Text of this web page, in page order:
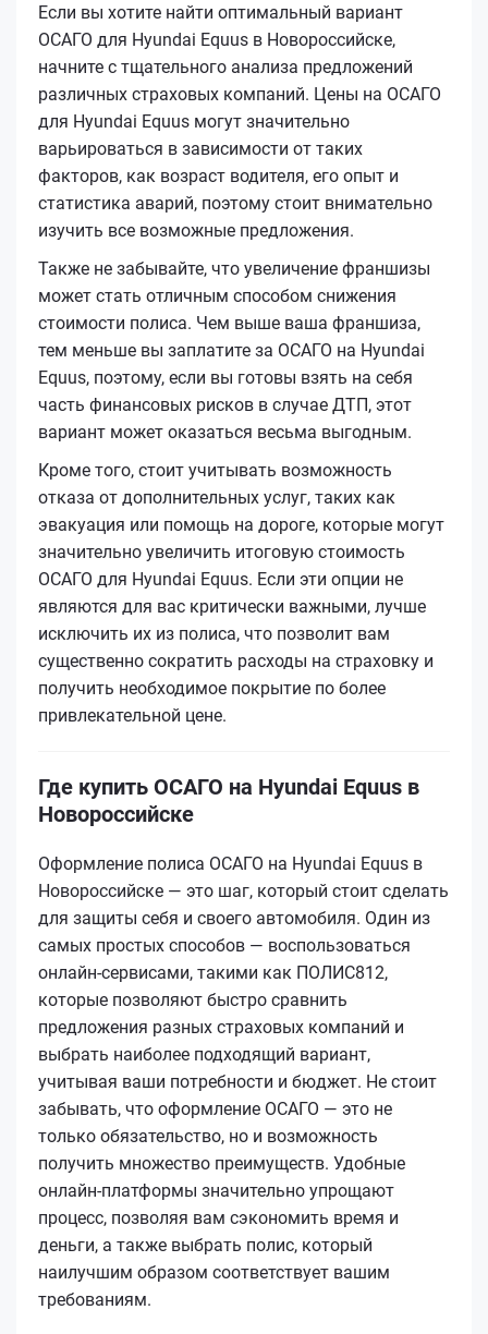
Если вы хотите найти оптимальный вариант
ОСАГО для Hyundai Equus в Новороссийске,
начните с тщательного анализа предложений
различных страховых компаний. Цены на ОСАГО
для Hyundai Equus могут значительно
варьироваться в зависимости от таких
факторов, как возраст водителя, его опыт и
статистика аварий, поэтому стоит внимательно
изучить все возможные предложения.
Также не забывайте, что увеличение франшизы
может стать отличным способом снижения
стоимости полиса. Чем выше ваша франшиза,
тем меньше вы заплатите за ОСАГО на Hyundai
Equus, поэтому, если вы готовы взять на себя
часть финансовых рисков в случае ДТП, этот
вариант может оказаться весьма выгодным.
Кроме того, стоит учитывать возможность
отказа от дополнительных услуг, таких как
эвакуация или помощь на дороге, которые могут
значительно увеличить итоговую стоимость
ОСАГО для Hyundai Equus. Если эти опции не
являются для вас критически важными, лучше
исключить их из полиса, что позволит вам
существенно сократить расходы на страховку и
получить необходимое покрытие по более
привлекательной цене.
Где купить ОСАГО на Hyundai Equus в
Новороссийске
Оформление полиса ОСАГО на Hyundai Equus в
Новороссийске — это шаг, который стоит сделать
для защиты себя и своего автомобиля. Один из
самых простых способов — воспользоваться
онлайн-сервисами, такими как ПОЛИС812,
которые позволяют быстро сравнить
предложения разных страховых компаний и
выбрать наиболее подходящий вариант,
учитывая ваши потребности и бюджет. Не стоит
забывать, что оформление ОСАГО — это не
только обязательство, но и возможность
получить множество преимуществ. Удобные
онлайн-платформы значительно упрощают
процесс, позволяя вам сэкономить время и
деньги, а также выбрать полис, который
наилучшим образом соответствует вашим
требованиям.